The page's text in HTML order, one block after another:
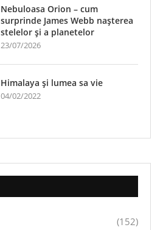
Nebuloasa Orion – cum
surprinde James Webb nașterea
stelelor și a planetelor
23/07/2026
Himalaya și lumea sa vie
04/02/2022
(152)